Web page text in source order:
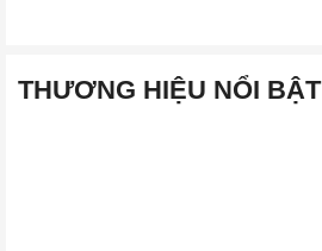
THƯƠNG HIỆU NỔI BẬT